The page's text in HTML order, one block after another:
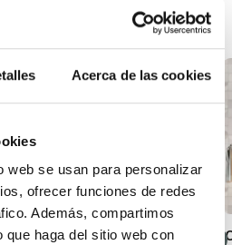
Acerca de las cookies
web se usan para personalizar
ofrecer funciones de redes
Además, compartimos
haga del sitio web con
misma colección
Columna de baño